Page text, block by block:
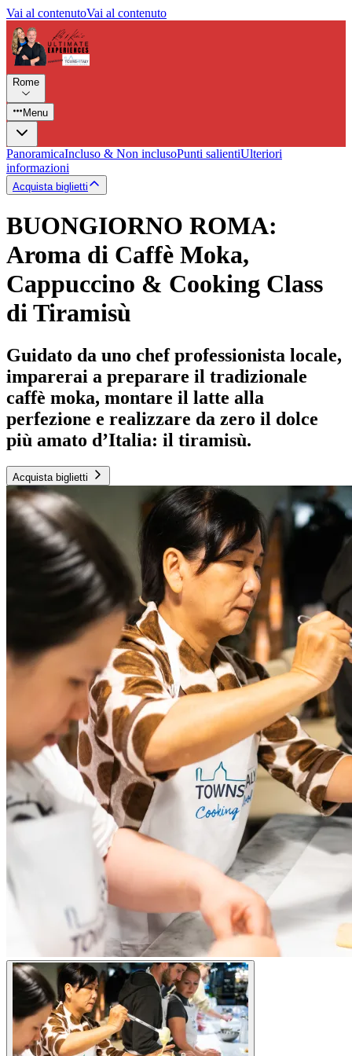
Vai al contenutoVai al contenuto
Rome
Menu
PanoramicaIncluso & Non inclusoPunti salientiUlteriori
informazioni
Acquista biglietti
BUONGIORNO ROMA:
Aroma di Caffè Moka,
Cappuccino & Cooking Class
di Tiramisù
Guidato da uno chef professionista locale,
imparerai a preparare il tradizionale
caffè moka, montare il latte alla
perfezione e realizzare da zero il dolce
più amato d’Italia: il tiramisù.
Acquista biglietti